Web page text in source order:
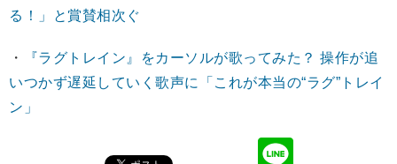
る！」と賞賛相次ぐ
・
『ラグトレイン』をカーソルが歌ってみた？ 操作が追
いつかず遅延していく歌声に「これが本当の“ラグ”トレイ
ン」